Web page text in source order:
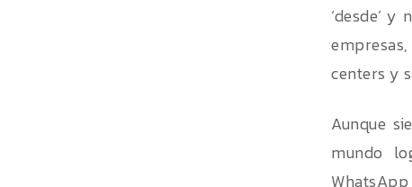
‘desde’
centers y
Aunque
mundo